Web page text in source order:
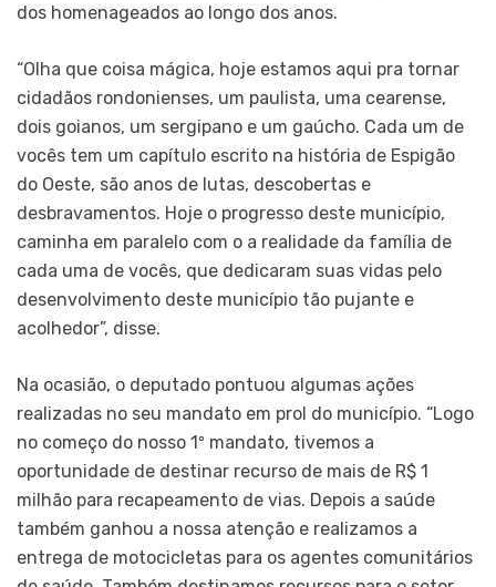
dos homenageados ao longo dos anos.
“Olha que coisa mágica, hoje estamos aqui pra tornar
cidadãos rondonienses, um paulista, uma cearense,
dois goianos, um sergipano e um gaúcho. Cada um de
vocês tem um capítulo escrito na história de Espigão
do Oeste, são anos de lutas, descobertas e
desbravamentos. Hoje o progresso deste município,
caminha em paralelo com o a realidade da família de
cada uma de vocês, que dedicaram suas vidas pelo
desenvolvimento deste município tão pujante e
acolhedor”, disse.
Na ocasião, o deputado pontuou algumas ações
realizadas no seu mandato em prol do município. “Logo
no começo do nosso 1º mandato, tivemos a
oportunidade de destinar recurso de mais de R$ 1
milhão para recapeamento de vias. Depois a saúde
também ganhou a nossa atenção e realizamos a
entrega de motocicletas para os agentes comunitários